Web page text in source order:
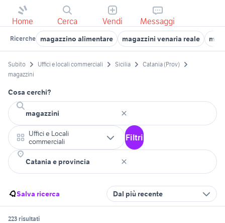
Home Cerca Vendi Messaggi
Ricerche magazzino alimentare magazzini venaria reale
Subito Uffici e locali commerciali Sicilia
Catania (Prov)
magazzini
Cosa cerchi?
Uffici e Locali
commerciali
Filtri
Salva ricerca Dal più recente
223 risultati